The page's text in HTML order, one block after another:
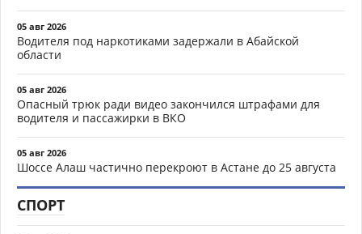
05 авг 2026
Водителя под наркотиками задержали в Абайской
области
05 авг 2026
Опасный трюк ради видео закончился штрафами для
водителя и пассажирки в ВКО
05 авг 2026
Шоссе Алаш частично перекроют в Астане до 25 августа
СПОРТ